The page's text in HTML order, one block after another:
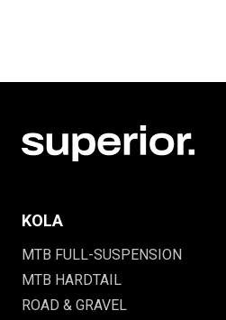
KOLA
MTB FULL-SUSPENSION
MTB HARDTAIL
ROAD & GRAVEL